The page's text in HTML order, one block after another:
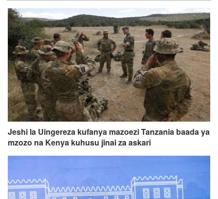
Jeshi la Uingereza kufanya mazoezi Tanzania baada ya
mzozo na Kenya kuhusu jinai za askari